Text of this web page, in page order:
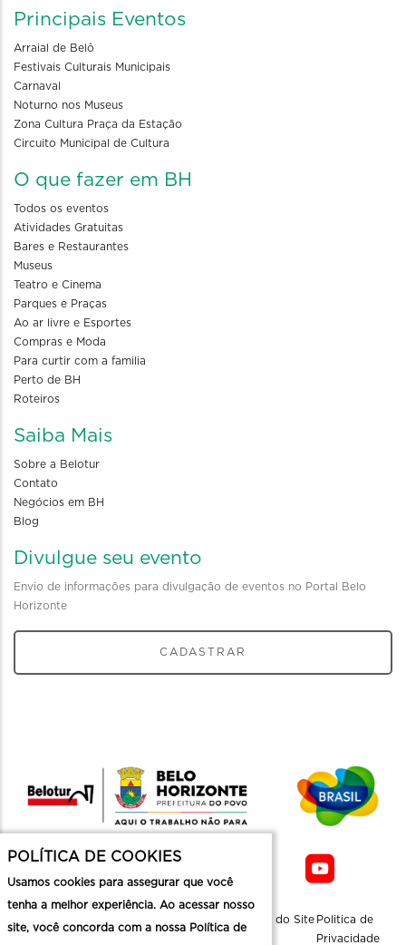
Principais Eventos
Arraial de Belô
Festivais Culturais Municipais
Carnaval
Noturno nos Museus
Zona Cultura Praça da Estação
Circuito Municipal de Cultura
O que fazer em BH
Todos os eventos
Atividades Gratuitas
Bares e Restaurantes
Museus
Teatro e Cinema
Parques e Praças
Ao ar livre e Esportes
Compras e Moda
Para curtir com a familia
Perto de BH
Roteiros
Saiba Mais
Sobre a Belotur
Contato
Negócios em BH
Blog
Divulgue seu evento
Envio de informações para divulgação de eventos no Portal Belo
Horizonte
CADASTRAR
Mapa do Site Politica de
Privacidade
POLÍTICA DE COOKIES
Usamos cookies para assegurar que você
tenha a melhor experiência. Ao acessar nosso
site, você concorda com a nossa Política de